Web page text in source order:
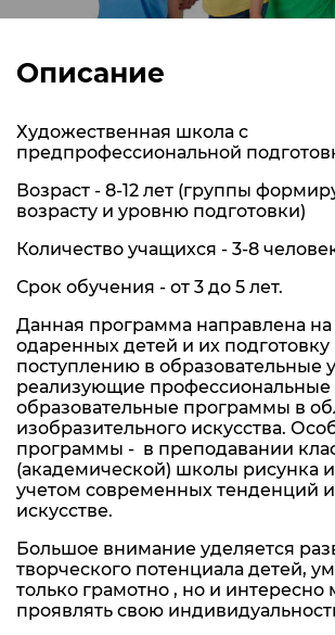
Описание
Художественная школа с
предпрофессиональной
Возраст - 8-12 лет (группы
возрасту и уровню подготовки)
Количество учащихся - 3-8
Срок обучения - от 3 до 5 лет.
Данная программа направлена
одаренных детей и их подготовку
поступлению в образовательные
реализующие профессиональные
образовательные программы в
изобразительного искусства.
программы - в преподавании
(академической) школы рисунка
учетом современных тенденций
искусстве.
Большое внимание уделяется
творческого потенциала детей,
только грамотно , но и интересно
проявлять свою